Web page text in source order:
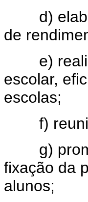
d)
de
e)
escolar,
escolas;
f) reunir
g)
fixação da
alunos;